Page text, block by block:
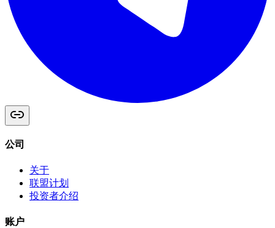
公司
关于
联盟计划
投资者介绍
账户